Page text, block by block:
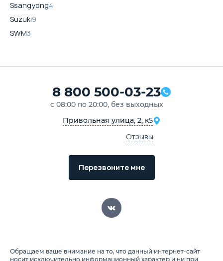
Ssangyong4
Suzuki9
SWM3
8 800 500-03-23
с 08:00 по 20:00, без выходных
Привольная улица, 2, к5
Отзывы
Перезвоните мне
Обращаем ваше внимание на то, что данный интернет-сайт
носит исключительно информационный характер и ни при